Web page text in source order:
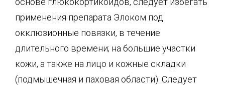
применения препарата Элоком под
окклюзионные повязки, в течение
длительного времени; на большие участки
кожи, а также на лицо и кожные складки
(подмышечная и паховая области). Следует